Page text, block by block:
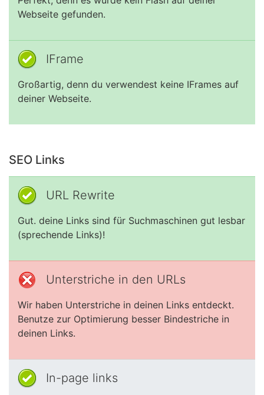
Webseite gefunden.
IFrame
Großartig, denn du verwendest keine IFrames auf
deiner Webseite.
SEO Links
URL Rewrite
Gut. deine Links sind für Suchmaschinen gut lesbar
(sprechende Links)!
Unterstriche in den URLs
Wir haben Unterstriche in deinen Links entdeckt.
Benutze zur Optimierung besser Bindestriche in
deinen Links.
In-page links